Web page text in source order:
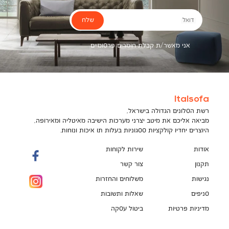
דואל
אני מאשר/ת קבלת חומרים פרסומיים
שלח
Italsofa
רשת הסלונים הגדולה בישראל,
מביאה אליכם את מיטב יצרני מערכות הישיבה מאיטליה ומאירופה,
היוצרים יחדיו קולקציות ססגוניות בעלות תו איכות ונוחות.
אודות
תקנון
נגישות
סניפים
מדיניות פרטיות
שירות לקוחות
צור קשר
משלוחים והחזרות
שאלות ותשובות
ביטול עסקה